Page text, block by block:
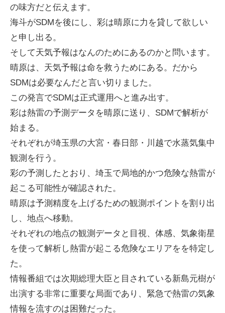
の味方だと伝えます。
海斗がSDMを後にし、彩は晴原に力を貸して欲しい
と申し出る。
そして天気予報はなんのためにあるのかと問います。
晴原は、天気予報は命を救うためにある。だから
SDMは必要なんだと言い切りました。
この発言でSDMは正式運用へと進み出す。
彩は熱雷の予測データを晴原に送り、SDMで解析が
始まる。
それぞれが埼玉県の大宮・春日部・川越で水蒸気集中
観測を行う。
彩の予測したとおり、埼玉で局地的かつ危険な熱雷が
起こる可能性が確認された。
晴原は予測精度を上げるための観測ポイントを割り出
し、地点へ移動。
それぞれの地点の観測データと目視、体感、気象衛星
を使って解析し熱雷が起こる危険なエリアをを特定し
た。
情報番組では次期総理大臣と目されている新島元樹が
出演する非常に重要な局面であり、緊急で熱雷の気象
情報を流すのは困難だった。